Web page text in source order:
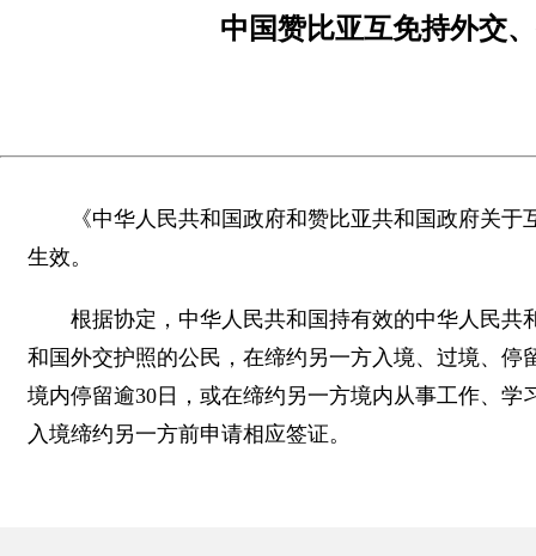
中国赞比亚互免持外交
《中华人民共和国政府和赞比亚共和国政府关
生效。
根据协定，中华人民共和国持有效的中华人民
和国外交护照的公民，在缔约另一方入境、过境、
境内停留逾30日，或在缔约另一方境内从事工作、
入境缔约另一方前申请相应签证。